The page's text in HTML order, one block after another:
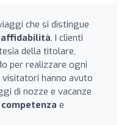
che si distingue
affidabilità. I clienti
della titolare,
per realizzare ogni
hanno avuto
di nozze e vacanze
competenza e